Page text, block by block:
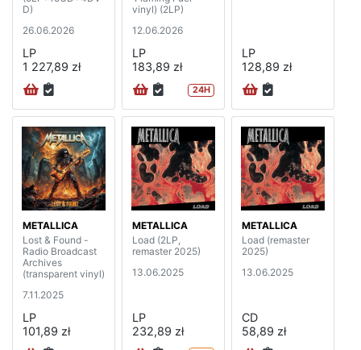
D)
26.06.2026
LP
1 227,89 zł
vinyl) (2LP)
12.06.2026
LP
183,89 zł
24H
LP
128,89 zł
METALLICA
Lost & Found -
Radio Broadcast
Archives
(transparent vinyl)
7.11.2025
LP
101,89 zł
METALLICA
Load (2LP,
remaster 2025)
13.06.2025
LP
232,89 zł
METALLICA
Load (remaster
2025)
13.06.2025
CD
58,89 zł